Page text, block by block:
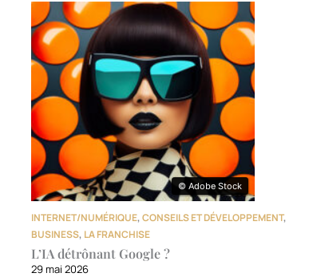
© Adobe Stock
© Adobe Stock
INTERNET/NUMÉRIQUE,CONSEILS ET DÉVELOPPEMENT,
BUSINESS, LA FRANCHISE
L’IA détrônant Google ?
29 mai 2026